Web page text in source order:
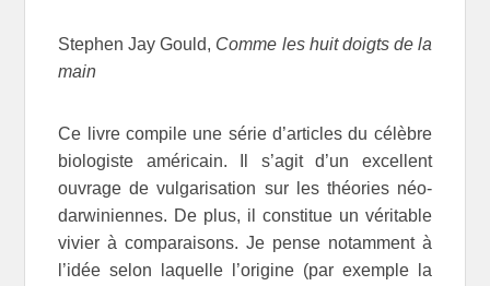
Stephen Jay Gould, Comme les huit doigts de la
main
Ce livre compile une série d’articles du célèbre
biologiste américain. Il s’agit d’un excellent
ouvrage de vulgarisation sur les théories néo-
darwiniennes. De plus, il constitue un véritable
vivier à comparaisons. Je pense notamment à
l’idée selon laquelle l’origine (par exemple la